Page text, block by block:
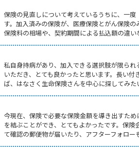
保険の見直しについて考えているうちに、一
す。加入済みの保険が、医療保険とがん保険
保険料の相場や、契約期間による払込額の違い
私自身持病があり、加入できる選択肢が限ら
いただき、とても良かったと思います。長い
ば、はなさく生命保険さんを中心に探してみた
今現在、保険で必要な保険金額を導き出すた
を結ぶことができ、とてもよかったです。保
て確認の郵便物が届いたり、アフターフォロー